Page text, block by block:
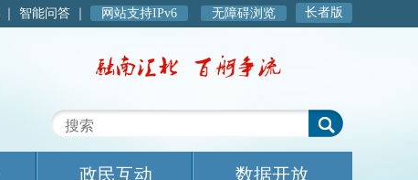
智能问答 网站支持IPv6 无障碍浏览 长者版
政民互动 数据开放